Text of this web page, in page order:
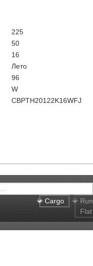
225
50
16
Лето
96
W
CBPTH20122K16WFJ
Cargo
Run
Flat